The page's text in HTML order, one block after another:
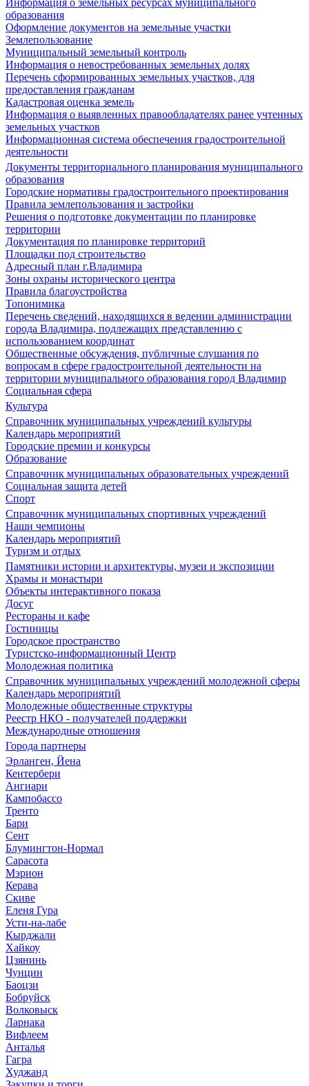
Информация о земельных ресурсах муниципального
образования
Оформление документов на земельные участки
Землепользование
Муниципальный земельный контроль
Информация о невостребованных земельных долях
Перечень сформированных земельных участков, для
предоставления гражданам
Кадастровая оценка земель
Информация о выявленных правообладателях ранее учтенных
земельных участков
Информационная система обеспечения градостроительной
деятельности
Документы территориального планирования муниципального
образования
Городские нормативы градостроительного проектирования
Правила землепользования и застройки
Решения о подготовке документации по планировке
территории
Документация по планировке территорий
Площадки под строительство
Адресный план г.Владимира
Зоны охраны исторического центра
Правила благоустройства
Топонимика
Перечень сведений, находящихся в ведении администрации
города Владимира, подлежащих представлению с
использованием координат
Общественные обсуждения, публичные слушания по
вопросам в сфере градостроительной деятельности на
территории муниципального образования город Владимир
Социальная сфера
Культура
Справочник муниципальных учреждений культуры
Календарь мероприятий
Городские премии и конкурсы
Образование
Справочник муниципальных образовательных учреждений
Социальная защита детей
Спорт
Справочник муниципальных спортивных учреждений
Наши чемпионы
Календарь мероприятий
Туризм и отдых
Памятники истории и архитектуры, музеи и экспозиции
Храмы и монастыри
Объекты интерактивного показа
Досуг
Рестораны и кафе
Гостиницы
Городское пространство
Туристско-информационный Центр
Молодежная политика
Справочник муниципальных учреждений молодежной сферы
Календарь мероприятий
Молодежные общественные структуры
Реестр НКО - получателей поддержки
Международные отношения
Города партнеры
Эрланген, Йена
Кентербери
Ангиари
Кампобассо
Тренто
Бари
Сент
Блумингтон-Нормал
Сарасота
Мэрион
Керава
Скиве
Еленя Гура
Усти-на-лабе
Кырджали
Хайкоу
Цзянинь
Чунцин
Баоцзи
Бобруйск
Волковыск
Ларнака
Вифлеем
Анталья
Гагра
Худжанд